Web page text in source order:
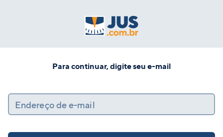
Para continuar, digite seu e-mail
Endereço de e-mail